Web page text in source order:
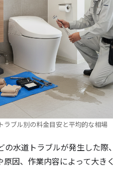
トラブル別の料金目安と平均的な相場
の水道トラブルが発生した
因、作業内容によって大き